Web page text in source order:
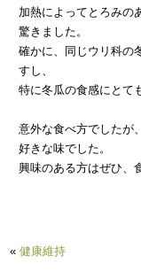
加熱によってとろみの
驚きました。
確かに、同じウリ科の
すし、
特に冬瓜の食感にとて
意外な食べ方でしたが
好きな味でした。
興味のある方はぜひ、
«健康維持